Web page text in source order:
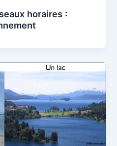
horaires :